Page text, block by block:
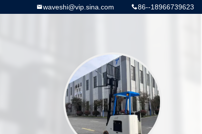
86--18966739623
waveshi@vip.sina.com